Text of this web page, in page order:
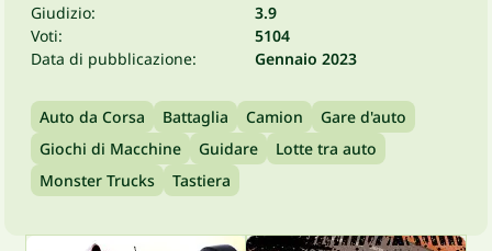
Giudizio:
3.9
Voti:
5104
Data di pubblicazione:
Gennaio 2023
Auto da Corsa Battaglia Camion
Gare d'auto
Giochi di Macchine
Guidare
Lotte tra auto
Monster Trucks
Tastiera